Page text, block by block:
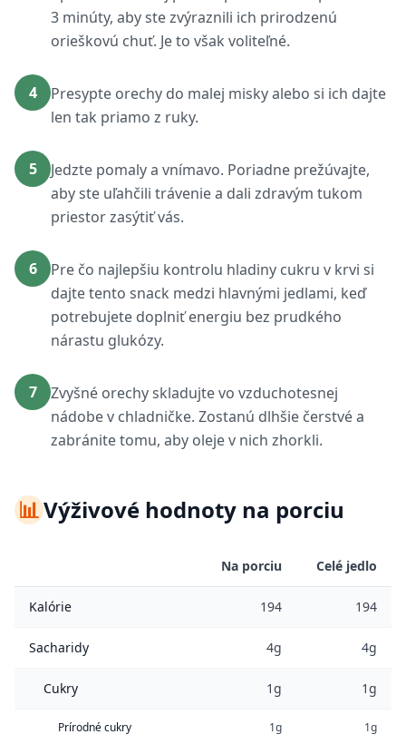
3 minúty, aby ste zvýraznili ich prirodzenú
orieškovú chuť. Je to však voliteľné.
4
Presypte orechy do malej misky alebo si ich dajte
len tak priamo z ruky.
5
Jedzte pomaly a vnímavo. Poriadne prežúvajte,
aby ste uľahčili trávenie a dali zdravým tukom
priestor zasýtiť vás.
6
Pre čo najlepšiu kontrolu hladiny cukru v krvi si
dajte tento snack medzi hlavnými jedlami, keď
potrebujete doplniť energiu bez prudkého
nárastu glukózy.
7
Zvyšné orechy skladujte vo vzduchotesnej
nádobe v chladničke. Zostanú dlhšie čerstvé a
zabránite tomu, aby oleje v nich zhorkli.
📊Výživové hodnoty na porciu
Na porciu Celé jedlo
Kalórie 194 194
Sacharidy 4g 4g
Cukry 1g 1g
Prírodné cukry 1g 1g